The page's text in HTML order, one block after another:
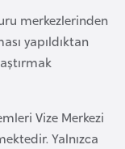
merkezlerinden
yapıldıktan
Vize Merkezi
Yalnızca